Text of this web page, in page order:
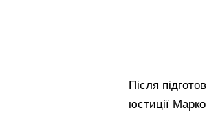
Після
юстиції